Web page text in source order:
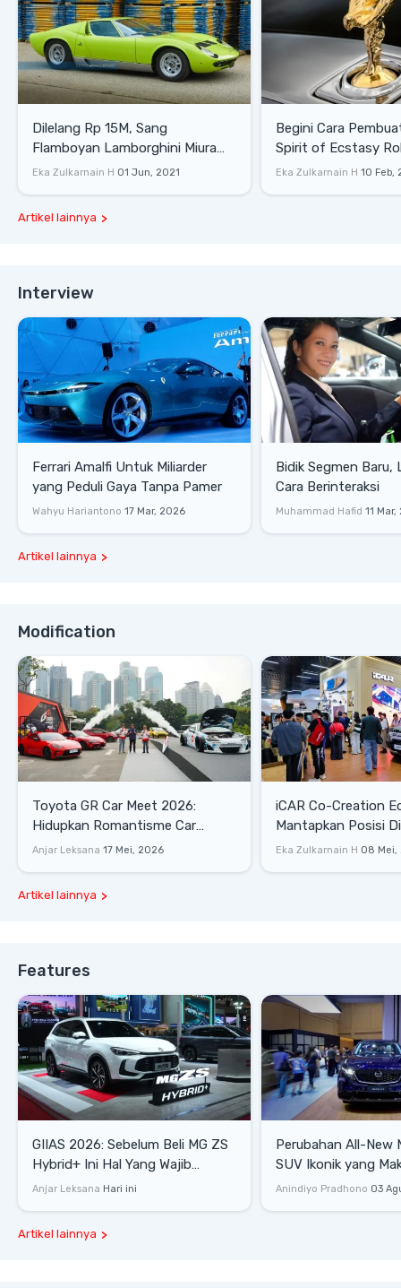
Dilelang Rp 15M, Sang
Flamboyan Lamborghini Miura
P400 S
Eka Zulkarnain H 01 Jun, 2021
Begini Cara
Spirit of Ecstasy
Eka Zulkarnain H 10 Feb,
Artikel lainnya
Interview
Ferrari Amalfi Untuk Miliarder
yang Peduli Gaya Tanpa Pamer
Wahyu Hariantono 17 Mar, 2026
Bidik Segmen Baru,
Cara Berinteraksi
Muhammad Hafid 11
Artikel lainnya
Modification
Toyota GR Car Meet 2026:
Hidupkan Romantisme Car
Culture Era 90-an
Anjar Leksana 17 Mei, 2026
iCAR Co-Creation
Mantapkan Posisi
Gaya Hidup
Eka Zulkarnain H 08 Mei,
Artikel lainnya
Features
GIIAS 2026: Sebelum Beli MG ZS
Hybrid+ Ini Hal Yang Wajib
Diketahui
Anjar Leksana Hari ini
Perubahan All-New
SUV Ikonik yang
Mewah, dan Matang
Anindiyo Pradhono 03
Artikel lainnya